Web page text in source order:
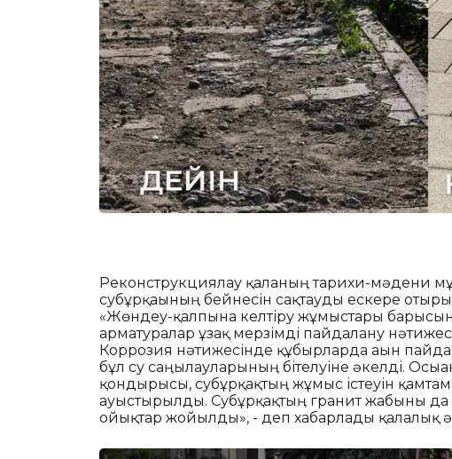
Реконструкциялау қаланың тарихи-мәдени
субұрқағының бейнесін сақтауды ескере
«Жөндеу-қалпына келтіру жұмыстары
арматуралар ұзақ мерзімді пайдалану
Коррозия нәтижесінде құбырларда ағын
бұл су саңылауларының бітелуіне әкелді.
қондырғысы, субұрқақтың жұмыс істеуін
ауыстырылды. Субұрқақтың гранит жабыны да
ойықтар жойылды», - деп хабарлады қалалық